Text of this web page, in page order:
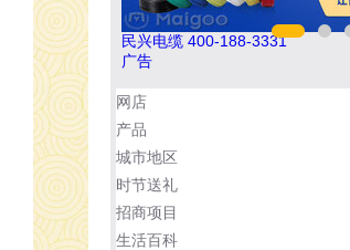
如鱼得水高端窗帘 4008-2614-88
广告
网店
产品
城市地区
时节送礼
招商项目
生活百科